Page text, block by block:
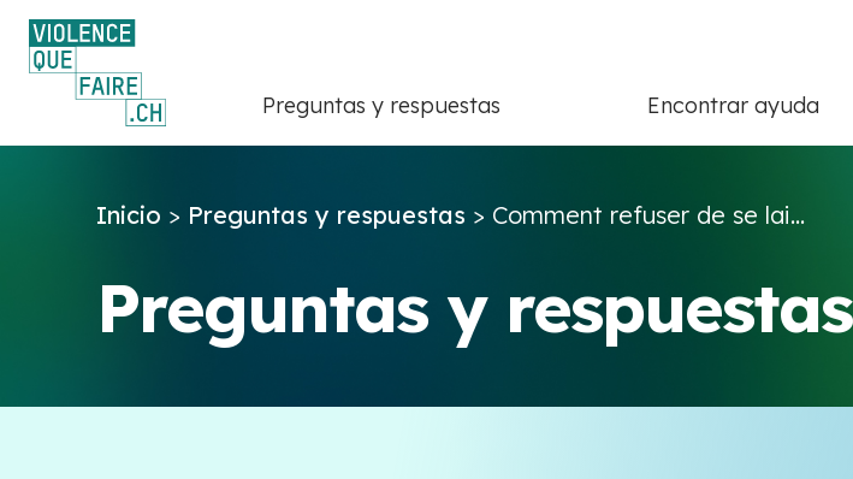
Preguntas y respuestas Encontrar ayuda
Inicio > Preguntas y respuestas > Comment refuser de se lai...
Preguntas y respuestas